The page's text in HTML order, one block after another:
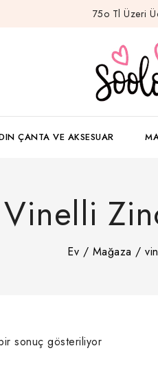
75o Tl Üzeri
ÇANTA VE AKSESUAR
Vinelli
Ev / Mağaza /
sonuç gösteriliyor